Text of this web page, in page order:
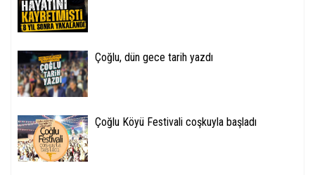
Çoğlu, dün gece tarih yazdı
Çoğlu Köyü Festivali coşkuyla başladı